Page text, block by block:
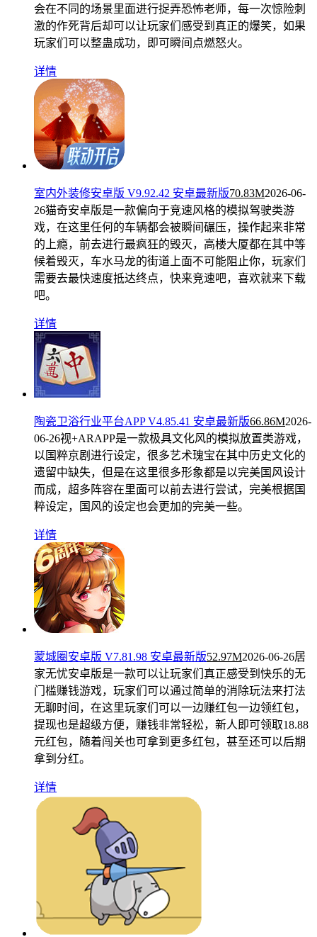
会在不同的场景里面进行捉弄恐怖老师，每一次惊险刺
激的作死背后却可以让玩家们感受到真正的爆笑，如果
玩家们可以整蛊成功，即可瞬间点燃怒火。
详情
室内外装修安卓版 V9.92.42 安卓最新版70.83M2026-06-
26猫奇安卓版是一款偏向于竞速风格的模拟驾驶类游
戏，在这里任何的车辆都会被瞬间碾压，操作起来非常
的上瘾，前去进行最疯狂的毁灭，高楼大厦都在其中等
候着毁灭，车水马龙的街道上面不可能阻止你，玩家们
需要去最快速度抵达终点，快来竞速吧，喜欢就来下载
吧。
详情
陶瓷卫浴行业平台APP V4.85.41 安卓最新版66.86M2026-
06-26视+ARAPP是一款极具文化风的模拟放置类游戏，
以国粹京剧进行设定，很多艺术瑰宝在其中历史文化的
遗留中缺失，但是在这里很多形象都是以完美国风设计
而成，超多阵容在里面可以前去进行尝试，完美根据国
粹设定，国风的设定也会更加的完美一些。
详情
蒙城圈安卓版 V7.81.98 安卓最新版52.97M2026-06-26居
家无忧安卓版是一款可以让玩家们真正感受到快乐的无
门槛赚钱游戏，玩家们可以通过简单的消除玩法来打法
无聊时间，在这里玩家们可以一边赚红包一边领红包，
提现也是超级方便，赚钱非常轻松，新人即可领取18.88
元红包，随着闯关也可拿到更多红包，甚至还可以后期
拿到分红。
详情